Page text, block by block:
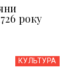
року
КУЛЬТУРА